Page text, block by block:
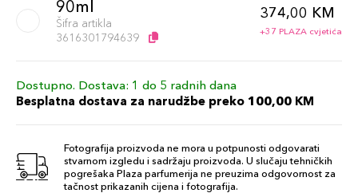
90ml
Šifra artikla
3616301794639
374,00 KM
+37 PLAZA cvjetića
Dostupno. Dostava: 1 do 5 radnih dana
Besplatna dostava za narudžbe preko 100,00 KM
Fotografija proizvoda ne mora u potpunosti odgovarati
stvarnom izgledu i sadržaju proizvoda. U slučaju tehničkih
pogrešaka Plaza parfumerija ne preuzima odgovornost za
tačnost prikazanih cijena i fotografija.